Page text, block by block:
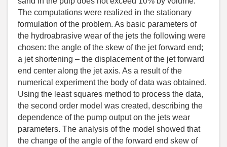
The computations were realized in the stationary
formulation of the problem. As basic parameters of
the hydroabrasive wear of the jets the following were
chosen: the angle of the skew of the jet forward end;
a jet shortening – the displacement of the jet forward
end center along the jet axis. As a result of the
numerical experiment the body of data was obtained.
Using the least squares method to process the data,
the second order model was created, describing the
dependence of the pump output on the jets wear
parameters. The analysis of the model showed that
the change of the angle of the forward end skew of